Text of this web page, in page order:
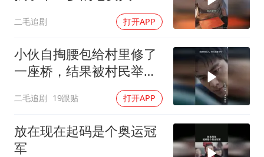
二毛追剧 打开APP
小伙自掏腰包给村里修了
一座桥，结果被村民举报
二毛追剧 19跟贴 打开APP
放在现在起码是个奥运冠
军